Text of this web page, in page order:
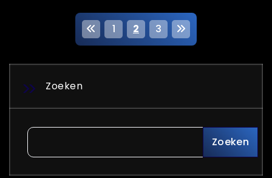
B
e
r
i
c
h
1 2 3
Zoeken
Zoeken